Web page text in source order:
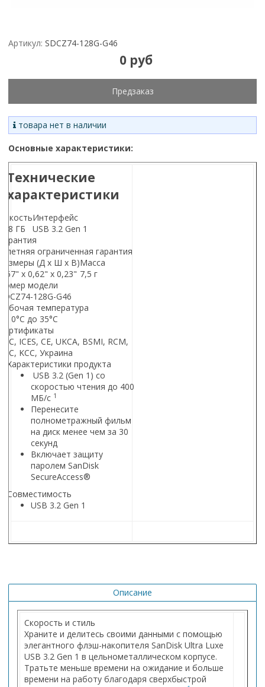
Артикул: SDCZ74-128G-G46
0 руб
Предзаказ
товара нет в наличии
Основные характеристики:
Технические
характеристики
ГБ
Интерфейс
USB 3.2 Gen 1
летняя ограниченная гарантия
(Д x Ш x В)
x 0,62" x 0,23"
Масса
7,5 г
модели
128G-G46
температура
0°С до 35°С
ICES, CE, UKCA, BSMI, RCM,
KCC, Украина
Характеристики продукта
USB 3.2 (Gen 1) со
скоростью чтения до 400
МБ/с 1
Перенесите
полнометражный фильм
на диск менее чем за 30
секунд
Включает защиту
паролем SanDisk
SecureAccess®
Совместимость
USB 3.2 Gen 1
Описание
Скорость и стиль
Храните и делитесь своими данными с помощью
элегантного флэш-накопителя SanDisk Ultra Luxe
USB 3.2 Gen 1 в цельнометаллическом корпусе.
Тратьте меньше времени на ожидание и больше
времени на работу благодаря сверхбыстрой